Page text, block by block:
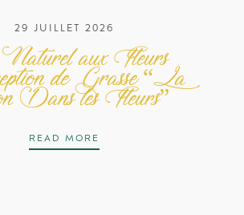
29 JUILLET 2026
aux Fleurs
de Grasse “La
Dans les Fleurs”
READ MORE